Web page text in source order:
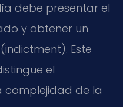
debe presentar el
y obtener un
Este
el
complejidad de la